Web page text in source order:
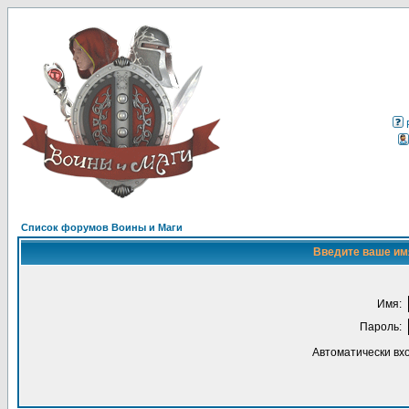
Список форумов Воины и Маги
Введите ваше
Имя:
Пароль:
Автоматически